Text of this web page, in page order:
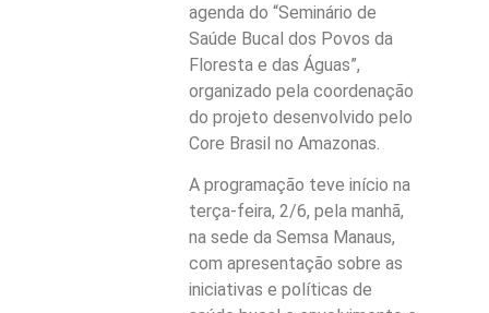
agenda do “Seminário de
Saúde Bucal dos Povos da
Floresta e das Águas”,
organizado pela coordenação
do projeto desenvolvido pelo
Core Brasil no Amazonas.
A programação teve início na
terça-feira, 2/6, pela manhã,
na sede da Semsa Manaus,
com apresentação sobre as
iniciativas e políticas de